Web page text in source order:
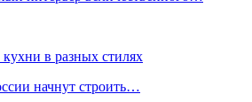
в разных стилях
начнут строить…